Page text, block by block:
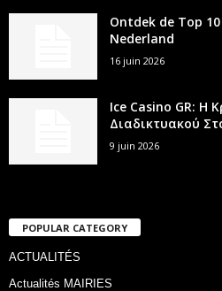
Ontdek de Top 10
Nederland
16 juin 2026
Ice Casino GR: Η
Διαδικτυακού
9 juin 2026
POPULAR CATEGORY
ACTUALITÉS
Actualités MAIRIES